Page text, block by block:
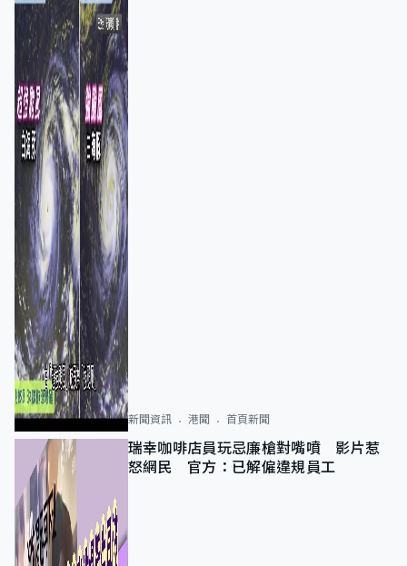
新聞資訊 港聞 首頁新聞
瑞幸咖啡店員玩忌廉槍對嘴噴 影片惹
怒網民 官方：已解僱違規員工